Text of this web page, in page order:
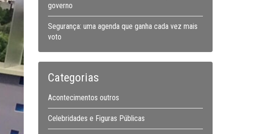
governo
Segurança: uma agenda que ganha cada vez mais
voto
Categorias
Acontecimentos outros
Celebridades e Figuras Públicas